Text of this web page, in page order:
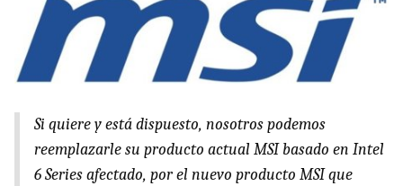
Si quiere y está dispuesto, nosotros podemos
reemplazarle su producto actual MSIbasado en Intel
6 Series afectado, por el nuevo producto MSIque